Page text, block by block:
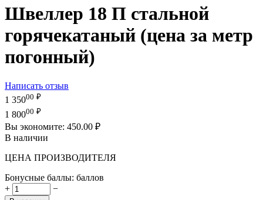
Швеллер 18 П стальной
горячекатаный (цена за метр
погонный)
Написать отзыв
1 35000 ₽
1 80000 ₽
Вы экономите: 450.00 ₽
В наличии
ЦЕНА ПРОИЗВОДИТЕЛЯ
Бонусные баллы: баллов
+
−